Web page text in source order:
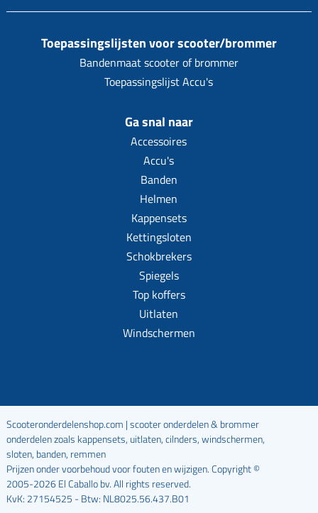
Toepassingslijsten voor scooter/brommer
Bandenmaat scooter of brommer
Toepassingslijst Accu's
Ga snal naar
Accessoires
Accu's
Banden
Helmen
Kappensets
Kettingsloten
Schokbrekers
Spiegels
Top koffers
Uitlaten
Windschermen
Scooteronderdelenshop.com | scooter onderdelen & brommer
onderdelen zoals kappensets, uitlaten, cilnders, windschermen,
sloten, banden, remmen
Prijzen onder voorbehoud voor fouten en wijzigen. Copyright ©
2005-2026 El Caballo bv. All rights reserved.
KvK: 27154525 - Btw: NL8025.56.437.B01